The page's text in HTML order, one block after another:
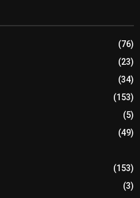
(76)
(23)
(34)
(153)
(5)
(49)
(153)
(3)